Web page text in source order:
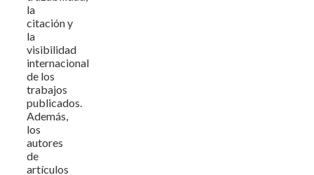
la
citación y
la
visibilidad
internacional
de los
trabajos
publicados.
Además,
los
autores
de
artículos